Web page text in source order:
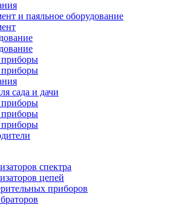
спектра
цепей
приборов